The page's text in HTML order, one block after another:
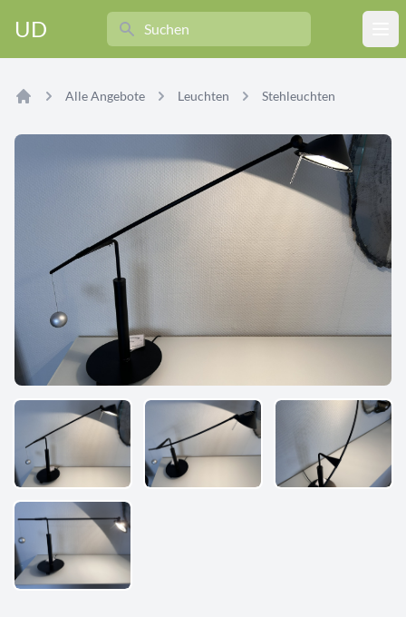
UD
Search
Alle Angebote Leuchten Stehleuchten